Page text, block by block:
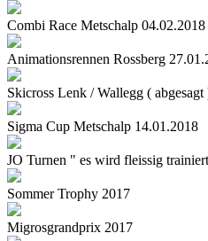
Combi Race Metschalp 04.02.2018
Animationsrennen Rossberg
Skicross Lenk / Wallegg (
Sigma Cup Metschalp 14.01.2018
JO Turnen " es wird fleissig
Sommer Trophy 2017
Migrosgrandprix 2017